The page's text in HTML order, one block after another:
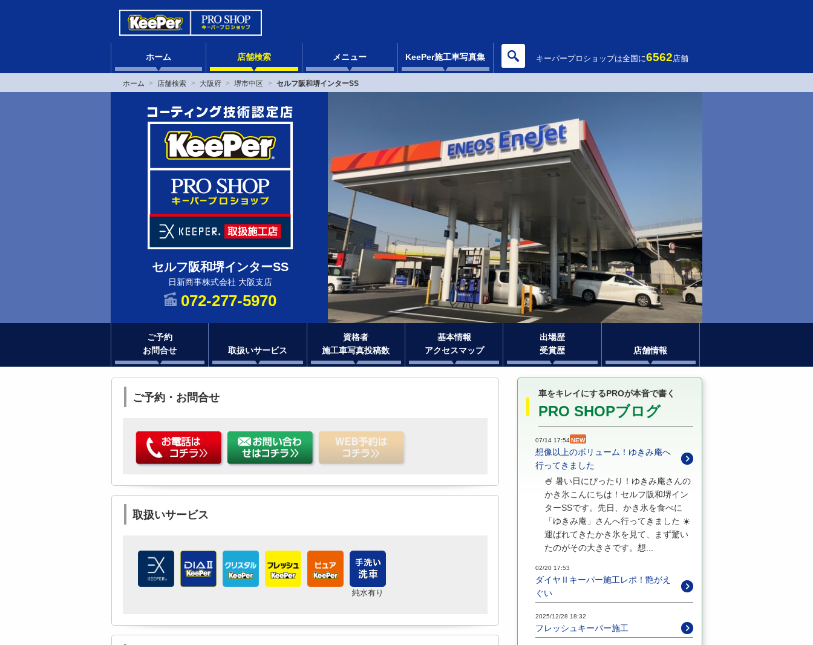
ホーム 店舗検索 メニュー KeePer施工車写真集 キーパープロショップは全国に6562店舗
ホーム 店舗検索 大阪府 堺市中区 セルフ阪和堺インターSS
セルフ阪和堺インターSS
日新商事株式会社 大阪支店
072-277-5970
ご予約
お問合せ
取扱いサービス
資格者
施工車写真投稿数
基本情報
アクセスマップ
出場歴
受賞歴
店舗情報
ご予約・お問合せ
取扱いサービス
純水有り
車をキレイにするPROが本音で書く
PRO SHOPブログ
07/14 17:54 NEW
想像以上のボリューム！ゆきみ庵へ
行ってきました
🍧 暑い日にぴったり！ゆきみ庵さんの
かき氷こんにちは！セルフ阪和堺イン
ターSSです。先日、かき氷を食べに
「ゆきみ庵」さんへ行ってきました ☀️
運ばれてきたかき氷を見て、まず驚い
たのがその大きさです。想...
02/20 17:53
ダイヤⅡキーパー施工レポ！艶がえ
ぐい
2025/12/28 18:32
フレッシュキーパー施工